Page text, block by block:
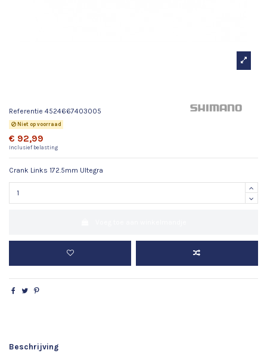
Referentie 4524667403005
Niet op voorraad
€ 92,99
Inclusief belasting
Crank Links 172.5mm Ultegra
Beschrijving